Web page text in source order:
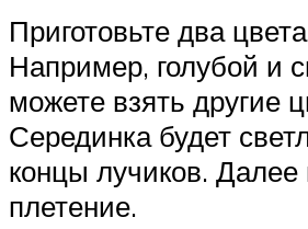
Приготовьте два
Например, голубой и
можете взять другие
Серединка будет
концы лучиков. Далее
плетение.